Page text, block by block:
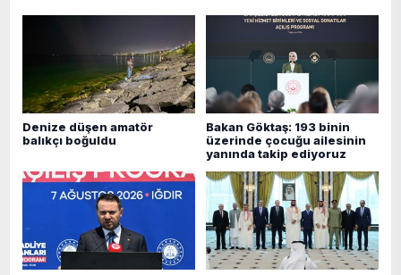
Denize düşen amatör
balıkçı boğuldu
Bakan Göktaş: 193 binin
üzerinde çocuğu ailesinin
yanında takip ediyoruz